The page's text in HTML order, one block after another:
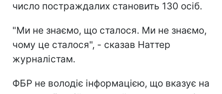
число постраждалих становить 130 осіб.
"Ми не знаємо, що сталося. Ми не знаємо,
чому це сталося", - сказав Наттер
журналістам.
ФБР не володіє інформацією, що вказує на